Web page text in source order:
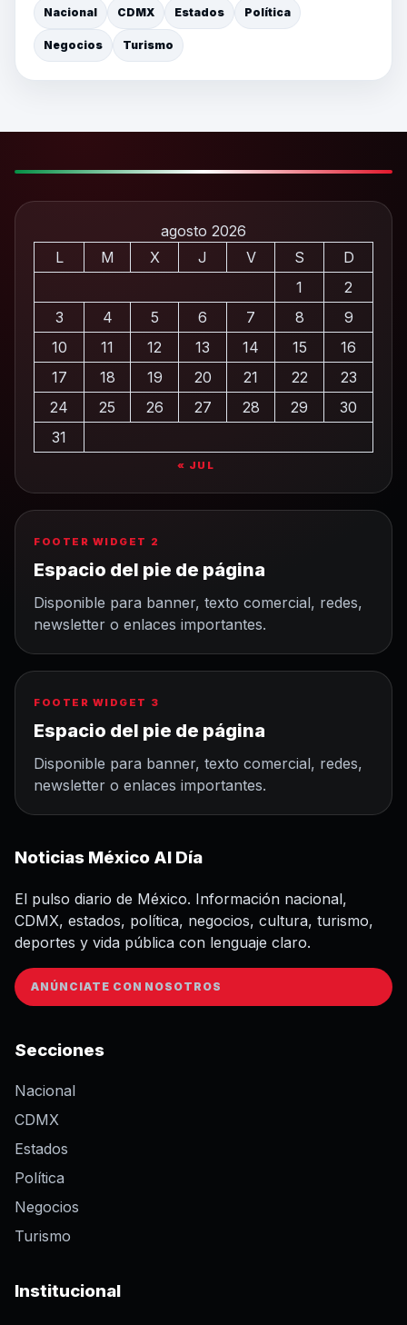
Nacional CDMX Estados Política
Negocios Turismo
agosto 2026
L
M X J V S
D
1
2
3
4 5 6 7 8
9
10
11 12 13 14 15
16
17
18 19 20 21 22
23
24
25 26 27 28 29
30
31
« JUL
FOOTER WIDGET 2
Espacio del pie de página
Disponible para banner, texto comercial, redes,
newsletter o enlaces importantes.
FOOTER WIDGET 3
Espacio del pie de página
Disponible para banner, texto comercial, redes,
newsletter o enlaces importantes.
Noticias México Al Día
El pulso diario de México. Información nacional,
CDMX, estados, política, negocios, cultura, turismo,
deportes y vida pública con lenguaje claro.
ANÚNCIATE CON NOSOTROS
Secciones
Nacional
CDMX
Estados
Política
Negocios
Turismo
Institucional